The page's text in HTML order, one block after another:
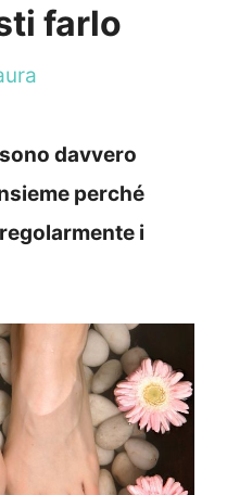
farlo
davvero
perché
i